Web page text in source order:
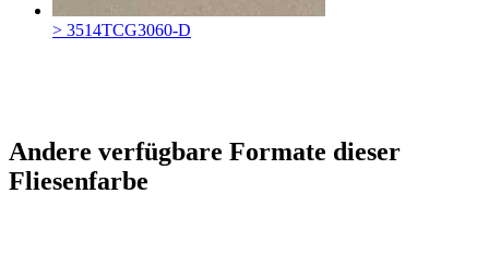
> 3514TCG3060-D
Andere verfügbare Formate dieser
Fliesenfarbe